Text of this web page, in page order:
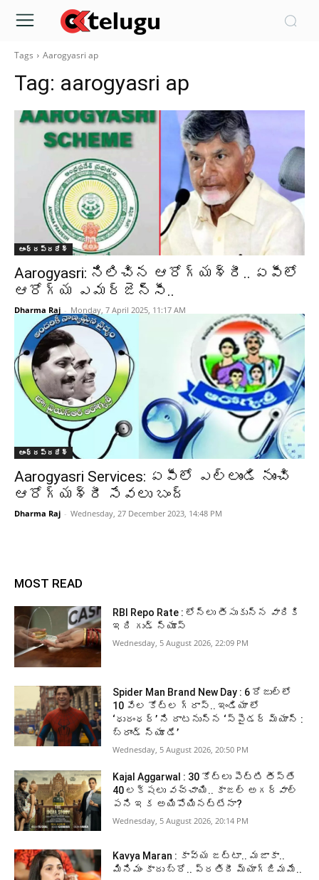
Tags Aarogyasri ap
Tag: aarogyasri ap
ఆంధ్రప్రదేశ్‌
Aarogyasri: నిలిచిన ఆరోగ్యశ్రీ.. ఏపీలో
ఆరోగ్య ఎమర్జెన్సీ..
Dharma Raj - Monday, 7 April 2025, 11:17 AM
ఆంధ్రప్రదేశ్‌
Aarogyasri Services: ఏపీలో ఎల్లుండి నుంచి
ఆరోగ్యశ్రీ సేవలు బంద్
Dharma Raj - Wednesday, 27 December 2023, 14:48 PM
MOST READ
RBI Repo Rate : లోన్లు తీసుకున్న వారికి
ఇది గుడ్ న్యూస్
Wednesday, 5 August 2026, 22:09 PM
Spider Man Brand New Day : 6 రోజుల్లో
10 వేల కోట్ల గ్రాస్.. ఇండియా లో
‘ధురంధర్’ ని దాటనున్న ‘స్పైడర్ మ్యాన్ :
బ్రాండ్ న్యూ డే’
Wednesday, 5 August 2026, 20:50 PM
Kajal Aggarwal : 30 కోట్లు పెట్టి తీస్తే
40 లక్షలు వచ్చాయి.. కాజల్ అగర్వాల్
పని ఇక అయిపోయినట్టేనా?
Wednesday, 5 August 2026, 20:14 PM
Kavya Maran : కావ్య జట్టా.. మజాకా..
మినిమం కాదు బ్రో.. ప్రతిదీ మ్యాగ్జిమమే..